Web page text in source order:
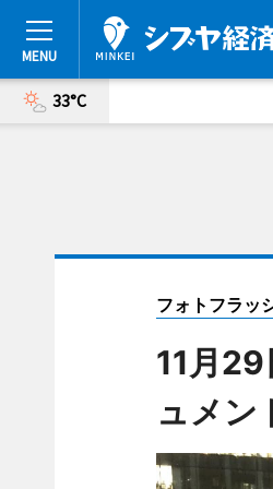
33°C
フォトフラッ
11月
ュメン